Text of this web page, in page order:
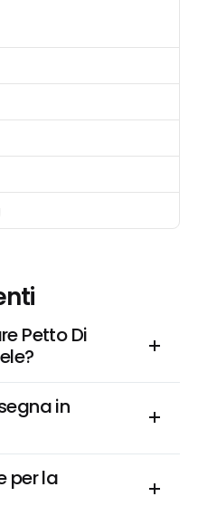
Petto Di
in
per la